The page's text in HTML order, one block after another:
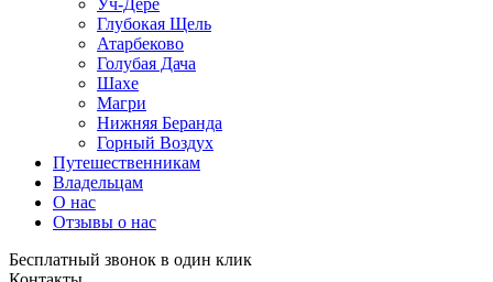
Уч-Дере
Глубокая Щель
Атарбеково
Голубая Дача
Шахе
Магри
Нижняя Беранда
Горный Воздух
Путешественникам
Владельцам
О нас
Отзывы о нас
Бесплатный звонок в один клик